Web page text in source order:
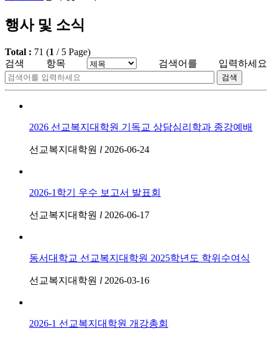
행사 및 소식
Total : 71 (1 / 5 Page)
검색 항목
검색어를 입력하세요
검색
2026 선교복지대학원 기독교 상담심리학과 종강예배
선교복지대학원 l 2026-06-24
2026-1학기 우수 보고서 발표회
선교복지대학원 l 2026-06-17
동서대학교 선교복지대학원 2025학년도 학위수여식
선교복지대학원 l 2026-03-16
2026-1 선교복지대학원 개강총회